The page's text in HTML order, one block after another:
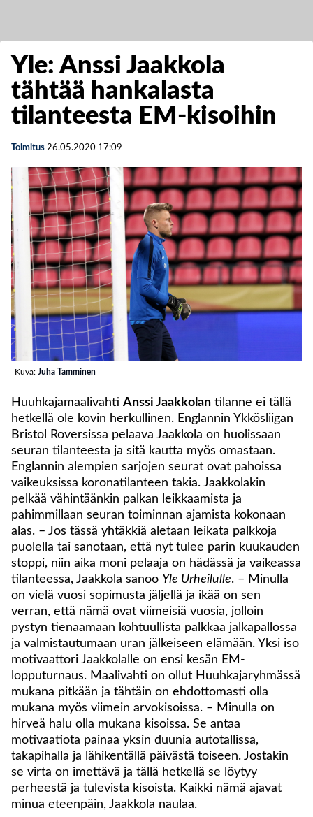
Yle: Anssi Jaakkola
tähtää hankalasta
tilanteesta EM-kisoihin
Toimitus 26.05.2020 17:09
Kuva: Juha Tamminen
Huuhkajamaalivahti Anssi Jaakkolan tilanne ei tällä
hetkellä ole kovin herkullinen. Englannin Ykkösliigan
Bristol Roversissa pelaava Jaakkola on huolissaan
seuran tilanteesta ja sitä kautta myös omastaan.
Englannin alempien sarjojen seurat ovat pahoissa
vaikeuksissa koronatilanteen takia. Jaakkolakin
pelkää vähintäänkin palkan leikkaamista ja
pahimmillaan seuran toiminnan ajamista kokonaan
alas. – Jos tässä yhtäkkiä aletaan leikata palkkoja
puolella tai sanotaan, että nyt tulee parin kuukauden
stoppi, niin aika moni pelaaja on hädässä ja vaikeassa
tilanteessa, Jaakkola sanoo Yle Urheilulle. – Minulla
on vielä vuosi sopimusta jäljellä ja ikää on sen
verran, että nämä ovat viimeisiä vuosia, jolloin
pystyn tienaamaan kohtuullista palkkaa jalkapallossa
ja valmistautumaan uran jälkeiseen elämään. Yksi iso
motivaattori Jaakkolalle on ensi kesän EM-
lopputurnaus. Maalivahti on ollut Huuhkajaryhmässä
mukana pitkään ja tähtäin on ehdottomasti olla
mukana myös viimein arvokisoissa. – Minulla on
hirveä halu olla mukana kisoissa. Se antaa
motivaatiota painaa yksin duunia autotallissa,
takapihalla ja lähikentällä päivästä toiseen. Jostakin
se virta on imettävä ja tällä hetkellä se löytyy
perheestä ja tulevista kisoista. Kaikki nämä ajavat
minua eteenpäin, Jaakkola naulaa.